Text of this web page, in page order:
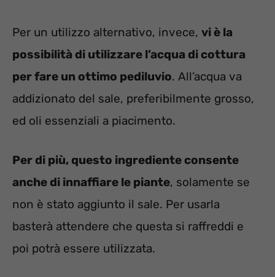
Per un utilizzo alternativo, invece, vi è la
possibilità di utilizzare l’acqua di cottura
per fare un ottimo pediluvio. All’acqua va
addizionato del sale, preferibilmente grosso,
ed oli essenziali a piacimento.
Per di più, questo ingrediente consente
anche di innaffiare le piante, solamente se
non è stato aggiunto il sale. Per usarla
basterà attendere che questa si raffreddi e
poi potrà essere utilizzata.